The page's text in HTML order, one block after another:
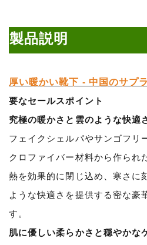
製品説明
厚い暖かい靴下 - 中国のサプ
要なセールスポイント
究極の暖かさと雲のような快適
フェイクシェルパやサンゴフリ
クロファイバー材料から作られ
熱を効果的に閉じ込め、寒さに
ような快適さを提供する密な豪
す。
肌に優しい柔らかさと穏やかな